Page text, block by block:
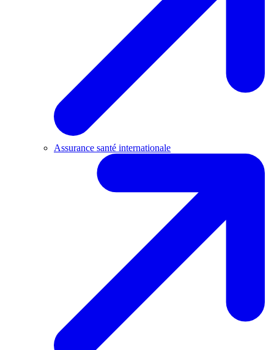
Assurance santé internationale